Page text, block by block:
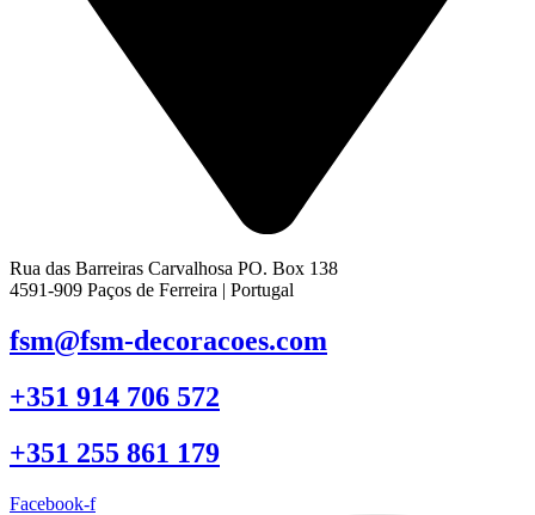
Rua das Barreiras Carvalhosa PO. Box 138
4591-909 Paços de Ferreira | Portugal
fsm@fsm-decoracoes.com
+351 914 706 572
+351 255 861 179
Facebook-f